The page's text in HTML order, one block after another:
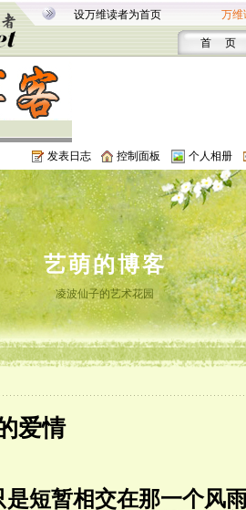
设万维读者为首页 万维
首 页
发表日志 控制面板 个人相册
艺萌的博客
凌波仙子的艺术花园
爱情
是短暂相交在那一个风